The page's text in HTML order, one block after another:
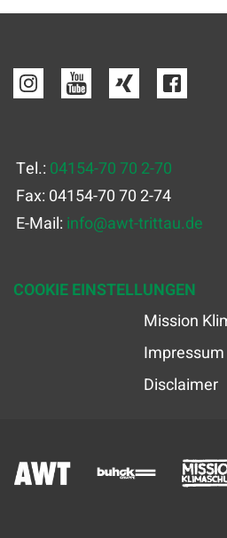
Tel.: 04154-70 70 2-70
Fax: 04154-70 70 2-74
E-Mail: info@awt-trittau.de
COOKIE EINSTELLUNGEN
Mission
Impressum
Disclaimer